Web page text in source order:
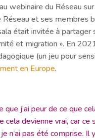
webinaire du Réseau sur
et ses membres
était invitée à
et migration ». En
(un jeu pour
en Europe.
que j’ai peur de ce que
devienne vrai, car
n’ai pas été comprise.